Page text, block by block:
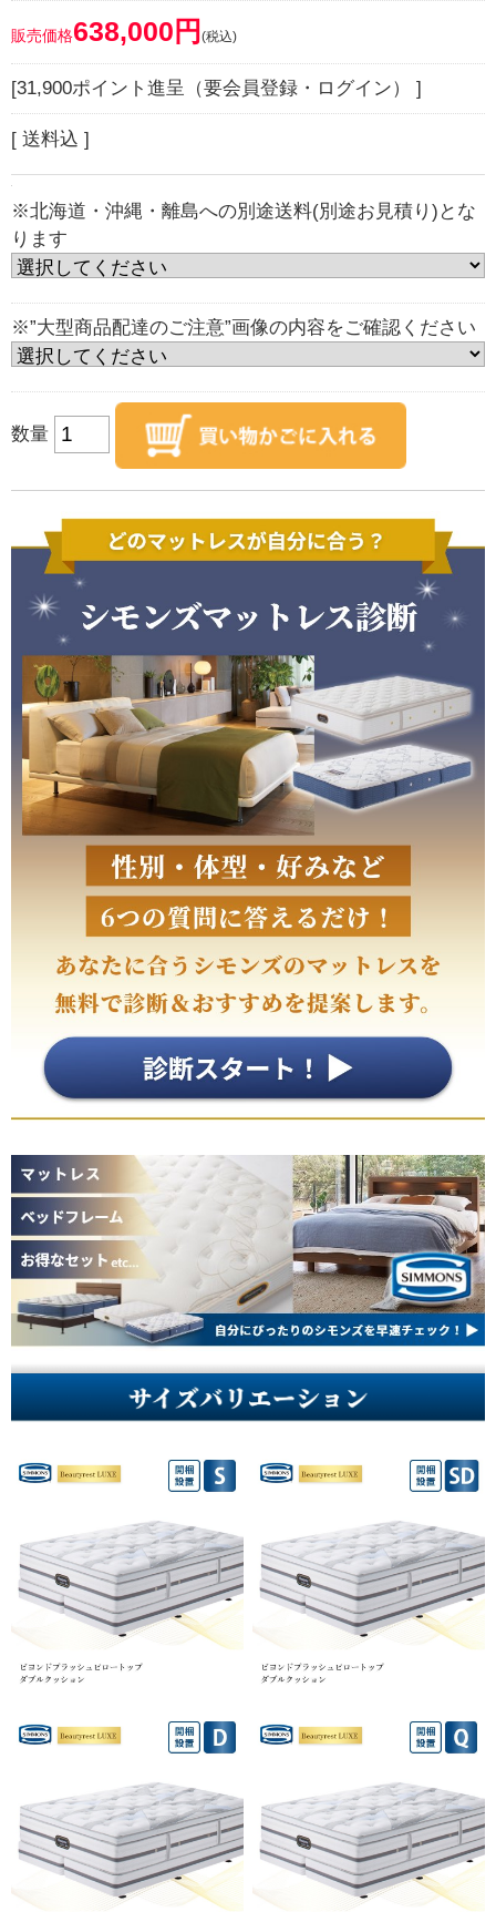
販売価格638,000円 (税込)
[31,900ポイント進呈（要会員登録・ログイン） ]
[ 送料込 ]
※北海道・沖縄・離島への別途送料(別途お見積り)とな
ります
※”大型商品配達のご注意”画像の内容をご確認ください
数量